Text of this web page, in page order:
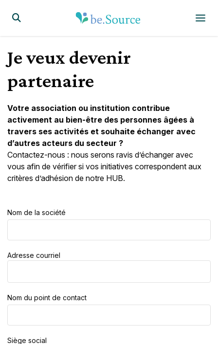
Display the search form
Je veux devenir
partenaire
Votre association ou institution contribue
activement au bien-être des personnes âgées à
travers ses activités et souhaite échanger avec
d’autres acteurs du secteur ?
Contactez-nous : nous serons ravis d’échanger avec
vous afin de vérifier si vos initiatives correspondent aux
critères d’adhésion de notre HUB.
Nom de la société
Adresse courriel
Nom du point de contact
Siège social